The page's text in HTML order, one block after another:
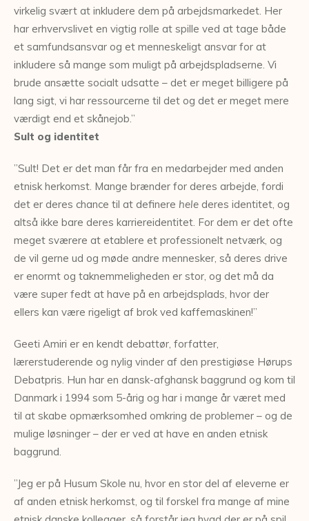
virkelig svært at inkludere dem på arbejdsmarkedet. Her
har erhvervslivet en vigtig rolle at spille ved at tage både
et samfundsansvar og et menneskeligt ansvar for at
inkludere så mange som muligt på arbejdspladserne. Vi
brude ansætte socialt udsatte – det er meget billigere på
lang sigt, vi har ressourcerne til det og det er meget mere
værdigt end et skånejob.”
Sult og identitet
”Sult! Det er det man får fra en medarbejder med anden
etnisk herkomst. Mange brænder for deres arbejde, fordi
det er deres chance til at definere hele deres identitet, og
altså ikke bare deres karriereidentitet. For dem er det ofte
meget sværere at etablere et professionelt netværk, og
de vil gerne ud og møde andre mennesker, så deres drive
er enormt og taknemmeligheden er stor, og det må da
være super fedt at have på en arbejdsplads, hvor der
ellers kan være rigeligt af brok ved kaffemaskinen!”
Geeti Amiri er en kendt debattør, forfatter,
lærerstuderende og nylig vinder af den prestigiøse Hørups
Debatpris. Hun har en dansk-afghansk baggrund og kom til
Danmark i 1994 som 5-årig og har i mange år været med
til at skabe opmærksomhed omkring de problemer – og de
mulige løsninger – der er ved at have en anden etnisk
baggrund.
”Jeg er på Husum Skole nu, hvor en stor del af eleverne er
af anden etnisk herkomst, og til forskel fra mange af mine